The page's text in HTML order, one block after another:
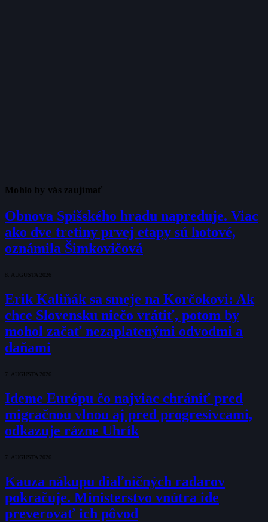
Mohlo by vás zaujímať
Obnova Spišského hradu napreduje. Viac
ako dve tretiny prvej etapy sú hotové,
oznámila Šimkovičová
8. AUGUSTA 2026
Erik Kaliňák sa smeje na Korčokovi: Ak
chce Slovensku niečo vrátiť, potom by
mohol začať nezaplatenými odvodmi a
daňami
7. AUGUSTA 2026
Ideme Európu čo najviac chrániť pred
migračnou vlnou aj pred progresívcami,
odkazuje rázne Uhrík
7. AUGUSTA 2026
Kauza nákupu diaľničných radarov
pokračuje. Ministerstvo vnútra ide
preverovať ich pôvod